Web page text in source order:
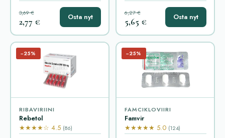
3,69 €
2,77 € Osta nyt 6,27 €
5,65 € Osta nyt
−25%
RIBAVIRIINI
Rebetol
★★★★☆ 4.5 (86)
−25%
FAMCIKLOVIIRI
Famvir
★★★★★ 5.0 (124)